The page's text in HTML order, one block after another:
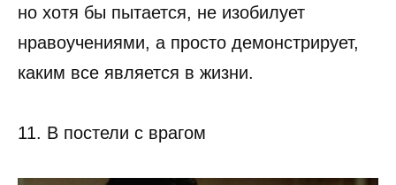
но хотя бы пытается, не изобилует
нравоучениями, а просто демонстрирует,
каким все является в жизни.
11. В постели с врагом